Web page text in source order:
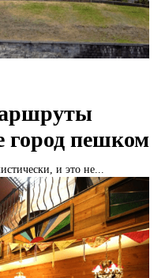
город пешком
и это не...